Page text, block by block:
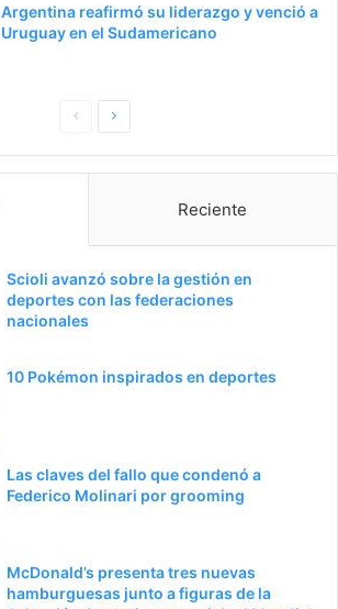
Argentina reafirmó su liderazgo y venció a
Uruguay en el Sudamericano
PaginaSiguiente
Reciente
Scioli avanzó sobre la gestión en
deportes con las federaciones
nacionales
10 Pokémon inspirados en deportes
Las claves del fallo que condenó a
Federico Molinari por grooming
McDonald’s presenta tres nuevas
hamburguesas junto a figuras de la